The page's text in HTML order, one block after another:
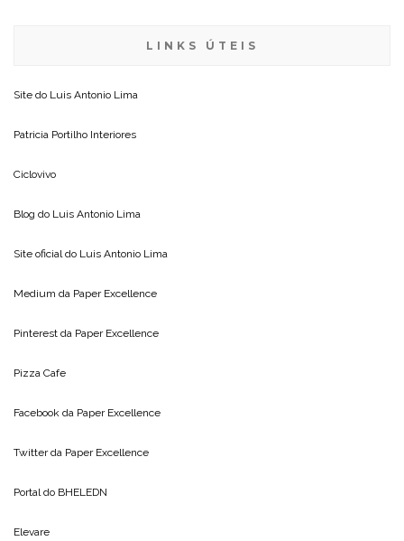
LINKS ÚTEIS
Site do Luis Antonio Lima
Patricia Portilho Interiores
Ciclovivo
Blog do Luis Antonio Lima
Site oficial do Luis Antonio Lima
Medium da Paper Excellence
Pinterest da Paper Excellence
Pizza Cafe
Facebook da Paper Excellence
Twitter da Paper Excellence
Portal do BHELEDN
Elevare